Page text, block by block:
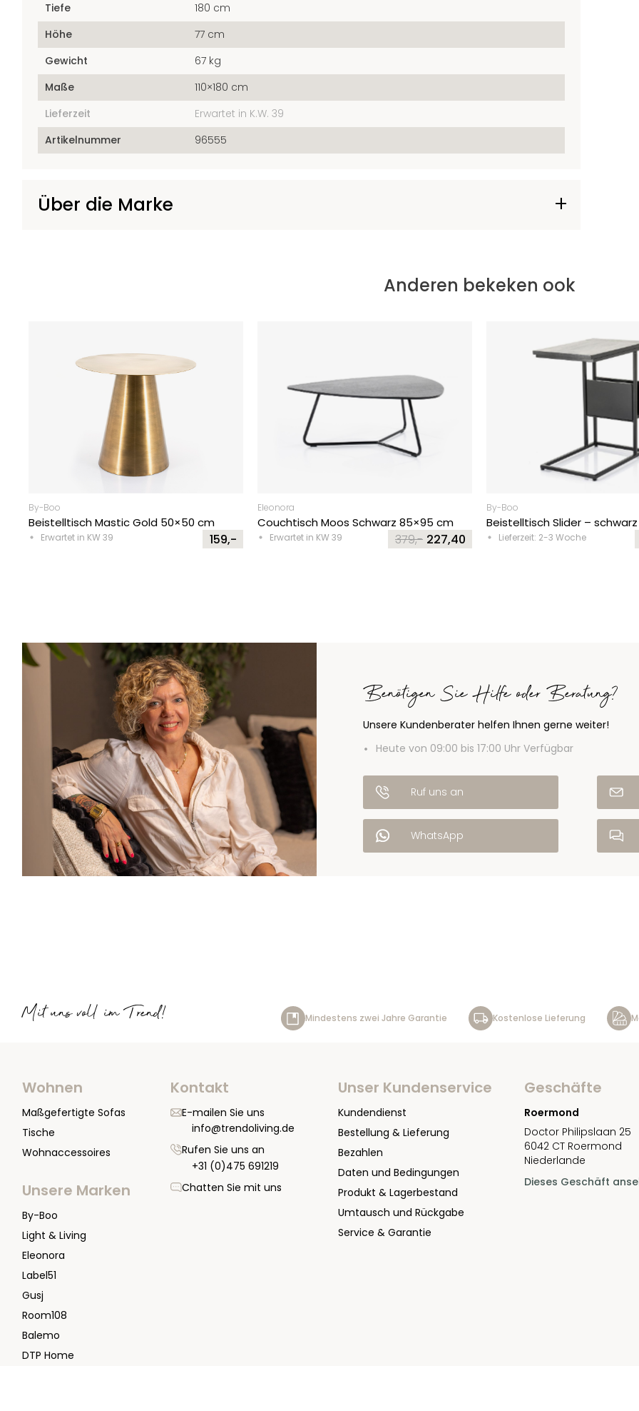
Tiefe
180 cm
Höhe
77 cm
Gewicht
67 kg
Maße
110×180 cm
Lieferzeit
Erwartet in K.W. 39
Artikelnummer
96555
Über die Marke
Anderen bekeken ook
By-Boo
Beistelltisch Mastic Gold 50×50 cm
Erwartet in KW 39 159,-
Eleonora
Couchtisch Moos Schwarz 85×95 cm
Erwartet in KW 39 379,-
Original227,40
Current
By-Boo
Beistelltisch Slider – schwarz
Lieferzeit: 2-3 Woche
Benötigen Sie Hilfe oder Beratung?
Unsere Kundenberater helfen Ihnen gerne weiter!
Heute von 09:00 bis 17:00 Uhr Verfügbar
Ruf uns an
WhatsApp
Mit uns voll im Trend! Mindestens zwei Jahre Garantie Kostenlose Lieferung
Wohnen
Maßgefertigte Sofas
Tische
Wohnaccessoires
Unsere Marken
By-Boo
Light & Living
Eleonora
Label51
Gusj
Room108
Balemo
DTP Home
Kontakt
E-mailen Sie uns
info@trendoliving.de
Rufen Sie uns an
+31 (0)475 691219
Chatten Sie mit uns
Unser Kundenservice
Kundendienst
Bestellung & Lieferung
Bezahlen
Daten und Bedingungen
Produkt & Lagerbestand
Umtausch und Rückgabe
Service & Garantie
Geschäfte
Roermond
Doctor Philipslaan 25
6042 CT Roermond
Niederlande
Dieses Geschäft